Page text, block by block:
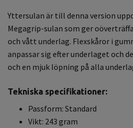
Yttersulan är till denna version
Megagrip-sulan som ger
och vått underlag. Flexskåror i
anpassar sig efter underlaget och
och en mjuk löpning på alla
Tekniska specifikationer:
Passform: Standard
Vikt: 243 gram